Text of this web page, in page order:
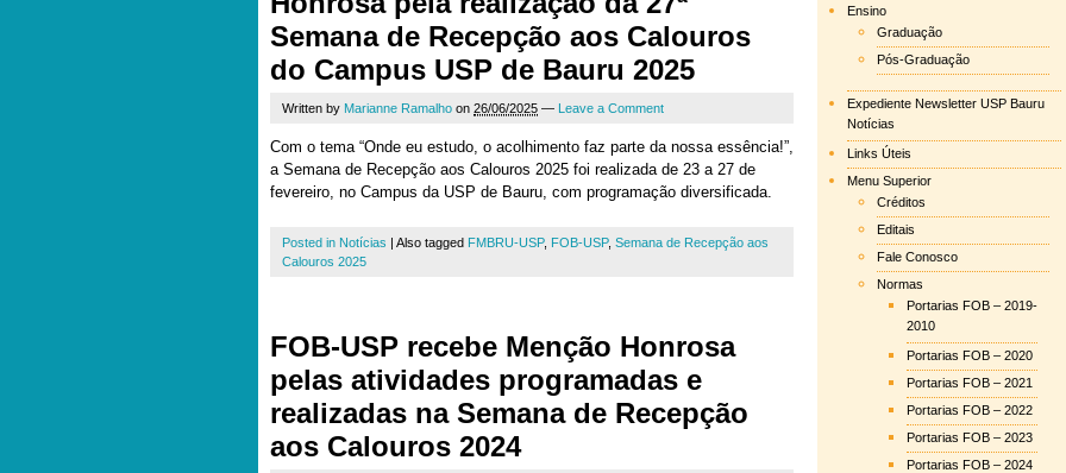
Semana de Recepção aos Calouros
do Campus USP de Bauru 2025
Written by Marianne Ramalho on 26/06/2025 — Leave a Comment
Com o tema “Onde eu estudo, o acolhimento faz parte da nossa essência!”,
a Semana de Recepção aos Calouros 2025 foi realizada de 23 a 27 de
fevereiro, no Campus da USP de Bauru, com programação diversificada.
Posted in Notícias | Also tagged FMBRU-USP, FOB-USP, Semana de Recepção aos
Calouros 2025
FOB-USP recebe Menção Honrosa
pelas atividades programadas e
realizadas na Semana de Recepção
aos Calouros 2024
Ensino
Graduação
Pós-Graduação
Expediente Newsletter USP Bauru
Notícias
Links Úteis
Menu Superior
Créditos
Editais
Fale Conosco
Normas
Portarias FOB – 2019-
2010
Portarias FOB – 2020
Portarias FOB – 2021
Portarias FOB – 2022
Portarias FOB – 2023
Portarias FOB – 2024